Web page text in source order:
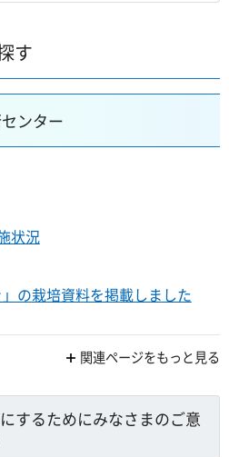
す
ンター
状況
の栽培資料を掲載しました
関連ページをもっと見る
するためにみなさまのご意